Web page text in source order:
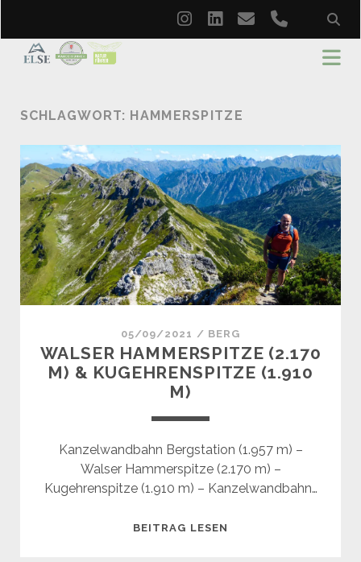
instagram
linkedin
emailphone
SCHLAGWORT: HAMMERSPITZE
05/09/2021 / BERG
WALSER HAMMERSPITZE (2.170
M) & KUGEHRENSPITZE (1.910
M)
Kanzelwandbahn Bergstation (1.957 m) –
Walser Hammerspitze (2.170 m) –
Kugehrenspitze (1.910 m) – Kanzelwandbahn…
BEITRAG LESEN